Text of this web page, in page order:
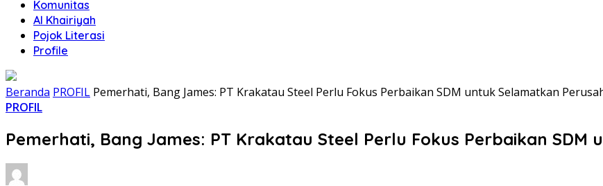
Komunitas
Al Khairiyah
Pojok Literasi
Profile
Beranda PROFIL Pemerhati, Bang James: PT Krakatau Steel Perlu Fokus Perbaikan SDM untuk Selamatkan
PROFIL
Pemerhati, Bang James: PT Krakatau Steel Perlu Fokus Perbaikan SDM